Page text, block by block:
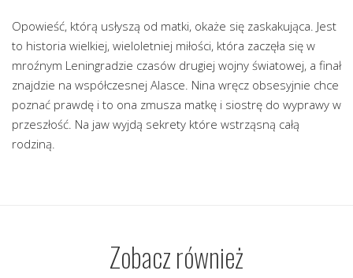
Opowieść, którą usłyszą od matki, okaże się zaskakująca. Jest
to historia wielkiej, wieloletniej miłości, która zaczęła się w
mroźnym Leningradzie czasów drugiej wojny światowej, a finał
znajdzie na współczesnej Alasce. Nina wręcz obsesyjnie chce
poznać prawdę i to ona zmusza matkę i siostrę do wyprawy w
przeszłość. Na jaw wyjdą sekrety które wstrząsną całą
rodziną.
Zobacz również